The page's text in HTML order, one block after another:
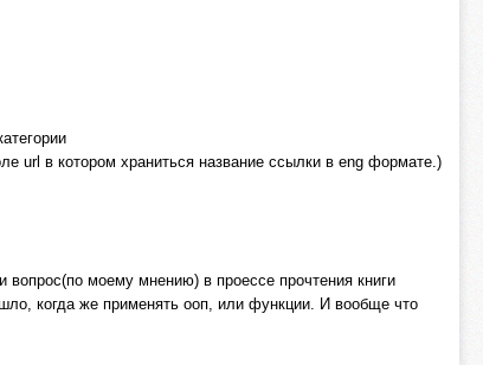
url в котором храниться название ссылки в eng формате.)
вопрос(по моему мнению) в проессе прочтения книги
когда же применять ооп, или функции. И вообще что